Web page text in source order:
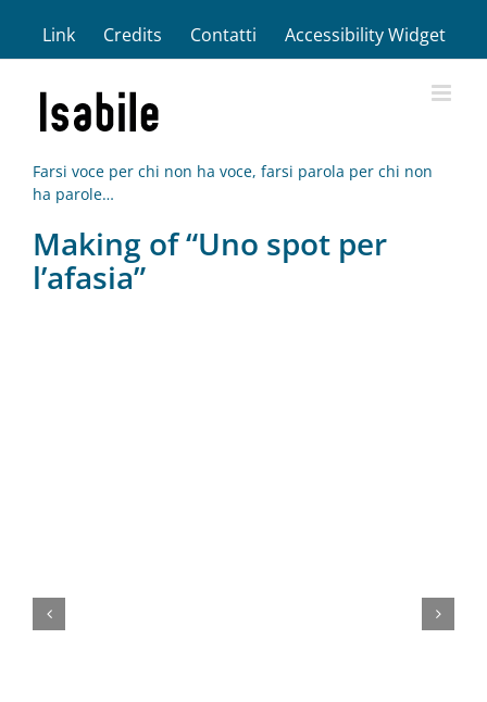
contenuto
Link Credits Contatti Accessibility Widget
Farsi voce per chi non ha voce, farsi parola per chi non
ha parole…
Making of “Uno spot per
l’afasia”